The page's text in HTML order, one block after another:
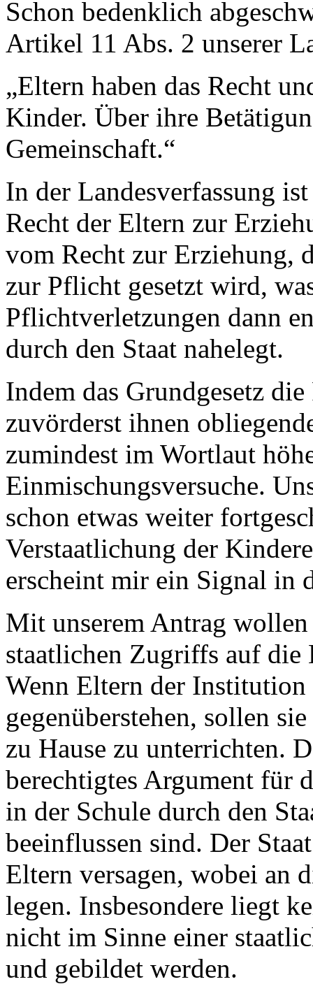
Schon bedenklich
Artikel 11 Abs. 2 unserer
„Eltern haben das Recht
Kinder. Über ihre
Gemeinschaft.“
In der Landesverfassung
Recht der Eltern zur
vom Recht zur Erziehung,
zur Pflicht gesetzt wird,
Pflichtverletzungen dann
durch den Staat nahelegt.
Indem das Grundgesetz
zuvörderst ihnen
zumindest im Wortlaut
Einmischungsversuche.
schon etwas weiter
Verstaatlichung der
erscheint mir ein Signal in
Mit unserem Antrag
staatlichen Zugriffs auf die
Wenn Eltern der Institution
gegenüberstehen, sollen
zu Hause zu unterrichten.
berechtigtes Argument für
in der Schule durch den
beeinflussen sind. Der
Eltern versagen, wobei an
legen. Insbesondere liegt
nicht im Sinne einer
und gebildet werden.